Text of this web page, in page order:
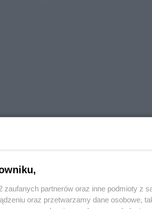
zaufanych partnerów oraz inne podmioty z
oraz przetwarzamy dane osobowe,